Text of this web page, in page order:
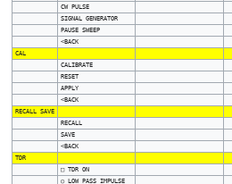
CW PULSE
SIGNAL GENERATOR
PAUSE SWEEP
<BACK
CAL
CALIBRATE
RESET
APPLY
<BACK
RECALL SAVE
RECALL
SAVE
<BACK
TDR
□ TDR ON
○ LOW PASS IMPULSE